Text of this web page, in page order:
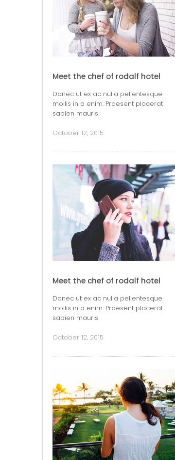
Meet the chef of rodalf hotel
Donec ut ex ac nulla pellentesque
mollis in a enim. Praesent placerat
sapien mauris
October 12, 2015
Meet the chef of rodalf hotel
Donec ut ex ac nulla pellentesque
mollis in a enim. Praesent placerat
sapien mauris
October 12, 2015